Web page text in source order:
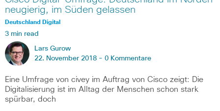
neugierig, im Süden gelassen
Deutschland Digital
3 min read
Lars Gurow
22. November 2018 - 0 Kommentare
Eine Umfrage von civey im Auftrag von Cisco zeigt: Die
Digitalisierung ist im Alltag der Menschen schon stark
spürbar, doch